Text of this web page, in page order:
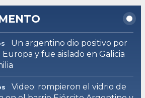
Un argentino dio positivo por
y fue aislado en Galicia
Video: rompieron el vidrio de